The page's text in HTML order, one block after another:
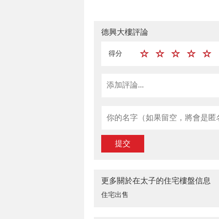
德興大樓評論
得分
提交
更多關於在太子的住宅樓盤信息
住宅出售